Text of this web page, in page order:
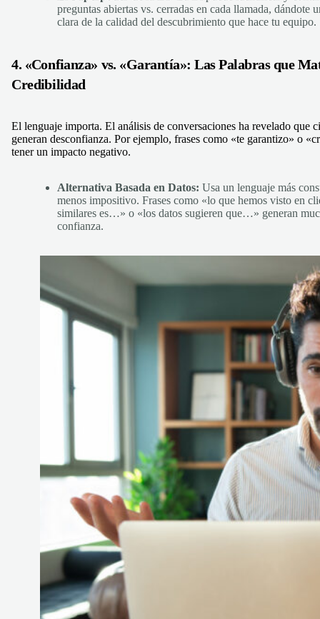
preguntas abiertas vs. cerradas en cada llamada, dándote
clara de la calidad del descubrimiento que hace tu equipo.
4. «Confianza» vs. «Garantía»: Las Palabras que
Credibilidad
El lenguaje importa. El análisis de conversaciones ha revelado que
generan desconfianza. Por ejemplo, frases como «te garantizo» o
tener un impacto negativo.
Alternativa Basada en Datos: Usa un lenguaje más
menos impositivo. Frases como «lo que hemos visto en
similares es…» o «los datos sugieren que…» generan
confianza.